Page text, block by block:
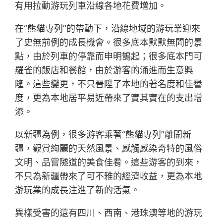
有用拉動游玩列車沿線各地花費增加。
在“熊貓專列”的帶動下，沿線地域的游玩業迎來
了史無前例的成長機會。很多底本默默無聞的景
點，由於列車的停靠而申明鵲起；很多底本門可
羅雀的飯店和餐館，由於游客的涌進而生意興
隆。這些變更，不只晉陞了本地的著名度和佳譽
度，更為本地居平易近帶來了實其實在的支出增
添。
以新疆為例，很多游客乘著“熊貓專列”離開新
疆，觀賞絢麗的天然風景、感觸感染奇特的風俗
文明、品嘗隧道的美食佳肴。這些游客的到來，
不只為新疆帶來了可不雅的經濟收益，更為本地
游玩業的成長注進了新的活氣。
異樣受害的還有四川、西南、港珠澳等地的游玩